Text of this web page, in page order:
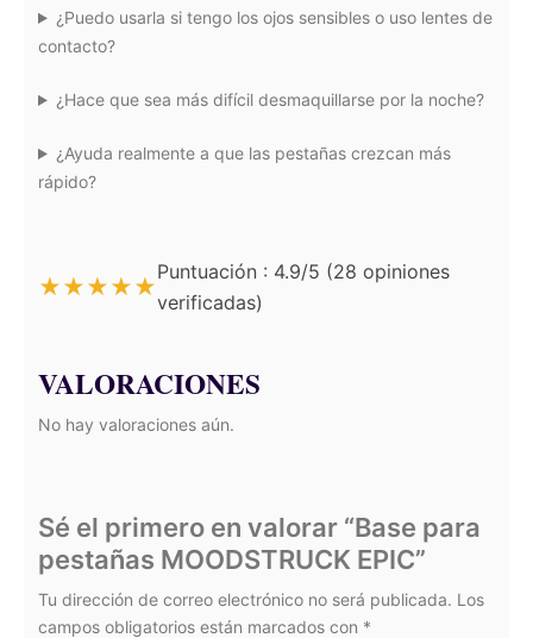
¿Puedo usarla si tengo los ojos sensibles o uso lentes de
contacto?
¿Hace que sea más difícil desmaquillarse por la noche?
¿Ayuda realmente a que las pestañas crezcan más
rápido?
★★★★★
Puntuación : 4.9/5 (28 opiniones
verificadas)
VALORACIONES
No hay valoraciones aún.
Sé el primero en valorar “Base para
pestañas MOODSTRUCK EPIC”
Tu dirección de correo electrónico no será publicada. Los
campos obligatorios están marcados con *